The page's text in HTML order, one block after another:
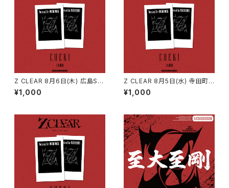
Z CLEAR 8月6日(木) 広島SE
COND CRUTCH Z CLEAR 単
独公演『広島』
¥1,000
Z CLEAR 8月5日(水) 寺田町Fi
reloop Z CLEAR × ミスイ 2M
AN TOUR『限界ROCK』
¥1,000